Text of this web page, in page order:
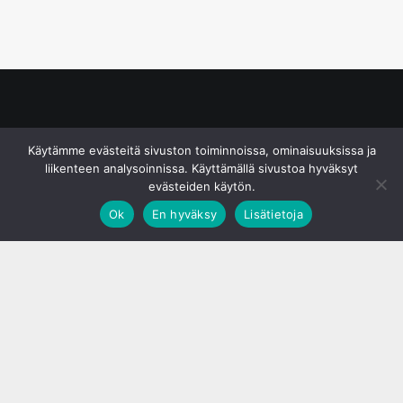
Käytämme evästeitä sivuston toiminnoissa, ominaisuuksissa ja
liikenteen analysoinnissa. Käyttämällä sivustoa hyväksyt
evästeiden käytön.
Ok
En hyväksy Lisätietoja